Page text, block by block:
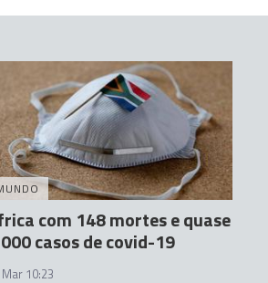
com 148 mortes e quase
casos de covid-19
10:23